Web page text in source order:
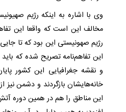
وی با اشاره به اینکه رژیم
مخالف این است که واقعا این
رژیم صهونیستی این بود که تا
این تفاهم‌نامه تصریح شده که
و نقشه جغرافیایی این کشور
خانه‌هایشان بازگردند و دشمن
این مناطق را هم در همین دوره